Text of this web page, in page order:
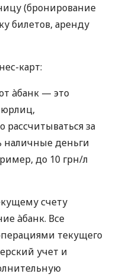
(бронирование
билетов, аренду
карт:
àбанк — это
за
наличные деньги
до 10 грн/л
счету
àбанк. Все
текущего
учет и